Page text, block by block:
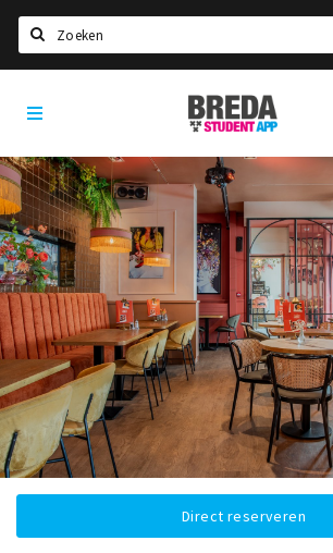
HOME
STUDEREN
Voel je thuis in Breda | GoodMood
Welkom in Breda
Studentenverenigingen
Studentenraad
Studentenroutes
New in town? Check FAQ!
WONEN
Woonruimte
Breda
Student
Direct reserveren